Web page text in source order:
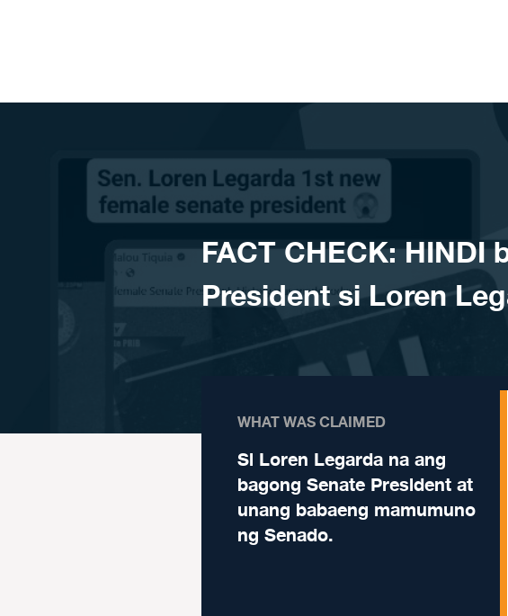
FACT CHECK: HINDI
President si Loren
WHAT WAS CLAIMED
Si Loren Legarda na ang
bagong Senate President at
unang babaeng mamumuno
ng Senado.